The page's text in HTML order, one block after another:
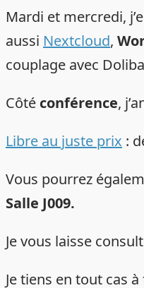
Mardi et mercredi,
aussi Nextcloud,
couplage avec
Côté conférence,
Libre au juste prix :
Vous pourrez
Salle J009.
Je vous laisse
Je tiens en tout cas